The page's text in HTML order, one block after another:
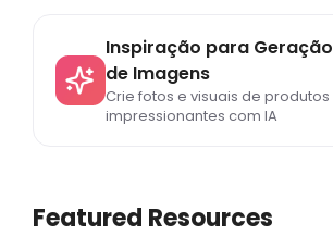
Inspiração para Geração
de Imagens
Crie fotos e visuais de produtos
impressionantes com IA
Featured Resources